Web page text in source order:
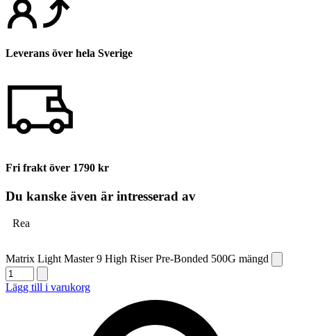
Leverans över hela Sverige
Fri frakt över 1790 kr
Du kanske även är intresserad av
Rea
Matrix Light Master 9 High Riser Pre-Bonded 500G mängd
Lägg till i varukorg